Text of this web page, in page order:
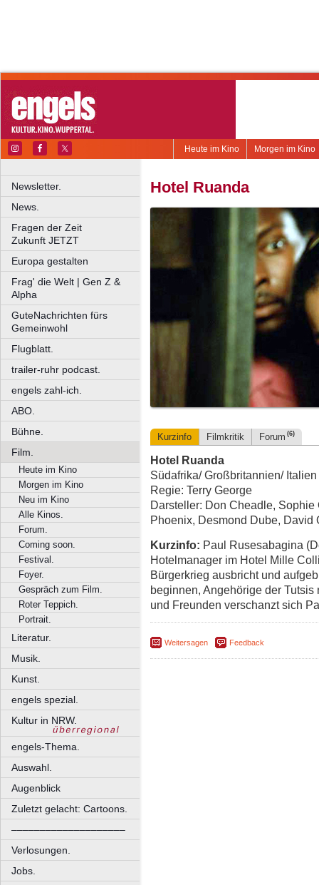
Morgen im Kino
Heute im Kino
Newsletter.
News.
Fragen der Zeit
Zukunft JETZT
Europa gestalten
Frag' die Welt | Gen Z &
Alpha
GuteNachrichten fürs
Gemeinwohl
Flugblatt.
trailer-ruhr podcast.
engels zahl-ich.
ABO.
Bühne.
Film.
Heute im Kino
Morgen im Kino
Neu im Kino
Alle Kinos.
Forum.
Coming soon.
Festival.
Foyer.
Gespräch zum Film.
Roter Teppich.
Portrait.
Literatur.
Musik.
Kunst.
engels spezial.
Kultur in NRW.
engels-Thema.
Auswahl.
Augenblick
Zuletzt gelacht: Cartoons.
––––––––––––––––––––
Verlosungen.
Jobs.
Hotel Ruanda
Kurzinfo Filmkritik Forum (6)
Hotel Ruanda
Südafrika/ Großbritannien/
Regie: Terry George
Darsteller: Don Cheadle,
Phoenix, Desmond Dube, David
Kurzinfo: Paul Rusesabagina
Hotelmanager im Hotel Mille
Bürgerkrieg ausbricht und
beginnen, Angehörige der
und Freunden verschanzt sich
Weitersagen Feedback